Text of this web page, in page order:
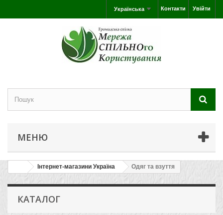
Увійти
Контакти
Українська
МЕНЮ
Інтернет-магазини Україна Одяг та взуття
КАТАЛОГ